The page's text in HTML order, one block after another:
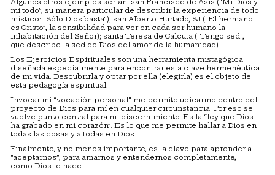
mi todo”, su manera particular de describir la experiencia de todo
místico: “Sólo Dios basta”); san Alberto Hurtado, SJ (“El hermano
es Cristo”, la sensibilidad para ver en cada ser humano la
inhabitación del Señor); santa Teresa de Calcuta (“Tengo sed”,
que describe la sed de Dios del amor de la humanidad).
Los Ejercicios Espirituales son una herramienta mistagógica
diseñada especialmente para encontrar esta clave hermenéutica
de mi vida. Descubrirla y optar por ella (elegirla) es el objeto de
esta pedagogía espiritual.
Invocar mi “vocación personal” me permite ubicarme dentro del
proyecto de Dios para mí en cualquier circunstancia. Por eso se
vuelve punto central para mi discernimiento. Es la “ley que Dios
ha grabado en mi corazón”. Es lo que me permite hallar a Dios en
todas las cosas y a todas en Dios.
Finalmente, y no menos importante, es la clave para aprender a
“aceptarnos”, para amarnos y entendernos completamente,
como Dios lo hace.